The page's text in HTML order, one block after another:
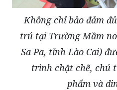
Không chỉ bảo đảm
trú tại Trường Mầm
Sa Pa, tỉnh Lào Cai)
trình chặt chẽ, chú
phẩm và